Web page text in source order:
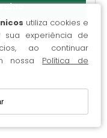
utiliza cookies e
sua experiência de
ao continuar
nossa Política de